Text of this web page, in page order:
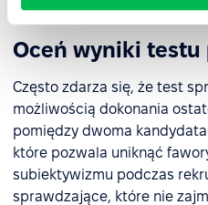
Oceń wyniki testu
Często zdarza się, że test
możliwością dokonania
pomiędzy dwoma
które pozwala uniknąć
subiektywizmu podczas
sprawdzające, które nie